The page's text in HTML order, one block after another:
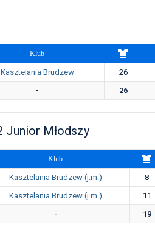
Klub
Kasztelania Brudzew 26
- 26
Junior Młodszy
Klub
Kasztelania Brudzew (j.m.) 8
Kasztelania Brudzew (j.m.) 11
- 19